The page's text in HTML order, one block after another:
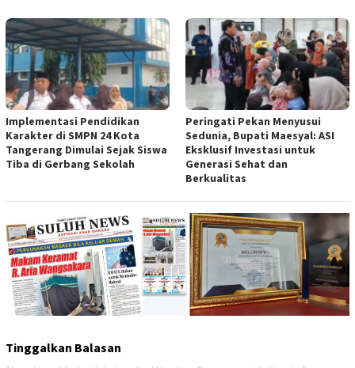
Implementasi Pendidikan
Karakter di SMPN 24 Kota
Tangerang Dimulai Sejak Siswa
Tiba di Gerbang Sekolah
Peringati Pekan Menyusui
Sedunia, Bupati Maesyal: ASI
Eksklusif Investasi untuk
Generasi Sehat dan
Berkualitas
Tinggalkan Balasan